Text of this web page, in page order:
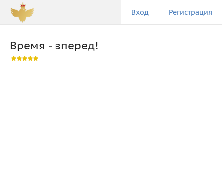
Вход Регистрация
Время - вперед!